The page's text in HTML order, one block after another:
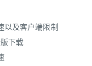
以及客户端限制
下载